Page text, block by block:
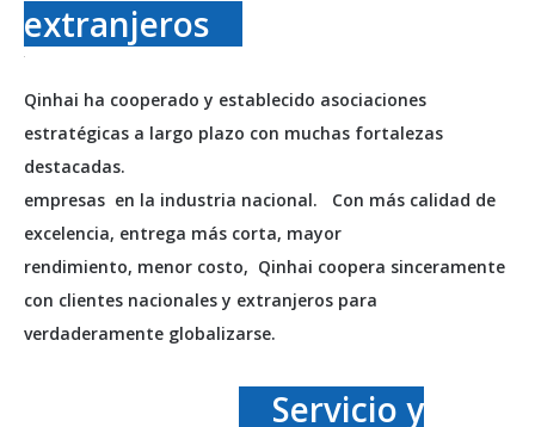
extranjeros
Qinhai ha cooperado y establecido asociaciones
estratégicas a largo plazo con muchas fortalezas
destacadas.
empresas en la industria nacional. Con más calidad de
excelencia, entrega más corta, mayor
rendimiento, menor costo, Qinhai coopera sinceramente
con clientes nacionales y extranjeros para
verdaderamente globalizarse.
Servicio y